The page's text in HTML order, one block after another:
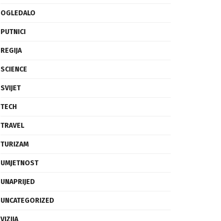
OGLEDALO
PUTNICI
REGIJA
SCIENCE
SVIJET
TECH
TRAVEL
TURIZAM
UMJETNOST
UNAPRIJED
UNCATEGORIZED
VIZIJA